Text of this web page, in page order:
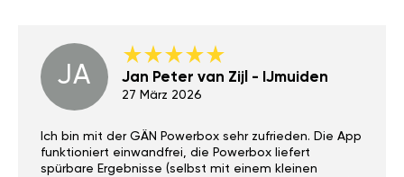
JA Jan Peter van Zijl - IJmuiden
27 März 2026
Ich bin mit der GÄN Powerbox sehr zufrieden. Die App
funktioniert einwandfrei, die Powerbox liefert
spürbare Ergebnisse (selbst mit einem kleinen